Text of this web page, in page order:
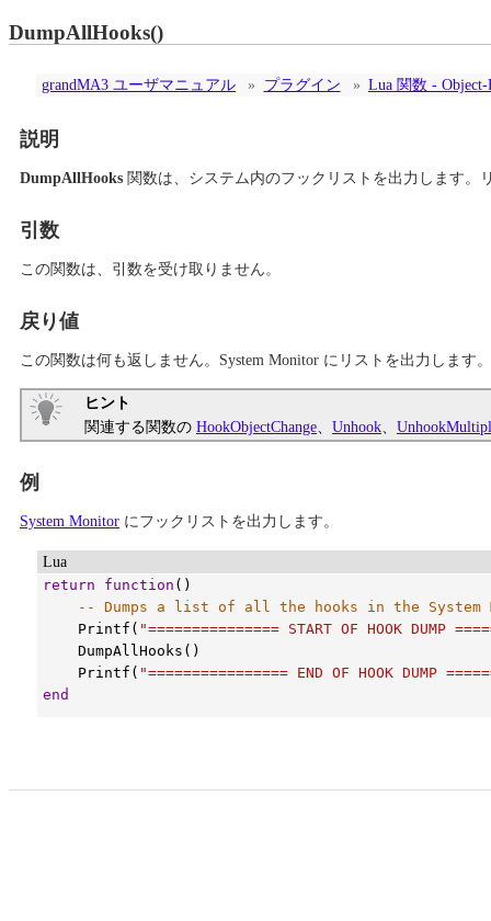
DumpAllHooks()
grandMA3 ユーザマニュアル » プラグイン » Lua 関数 - Object-
説明
DumpAllHooks 関数は、システム内のフックリストを出力します。
引数
この関数は、引数を受け取りません。
戻り値
この関数は何も返しません。System Monitor にリストを出力します。
ヒント
関連する関数の HookObjectChange、 Unhook、
例
System Monitor にフックリストを出力します。
Lua
return
function ()
-- Dumps a list of all the hooks in the System
Printf ( "=============== START OF HOOK DUMP
DumpAllHooks ()
Printf ( "================ END OF HOOK DUMP
end